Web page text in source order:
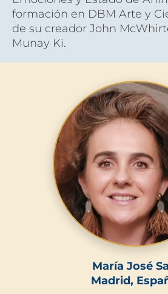
formación en DBM Arte y
de su creador John
Munay Ki.
María José
Madrid,